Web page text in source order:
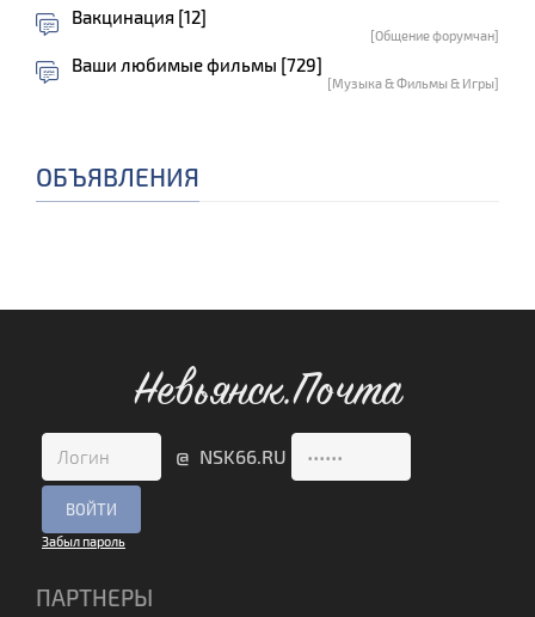
Вакцинация [12]
[Общение форумчан]
Ваши любимые фильмы [729]
[Музыка & Фильмы & Игры]
ОБЪЯВЛЕНИЯ
Невьянск.Почта
@ NSK66.RU
Забыл пароль
ПАРТНЕРЫ